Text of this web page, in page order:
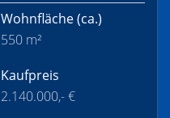
Wohnfläche(ca.)
550 m²
Kaufpreis
2.140.000,- €